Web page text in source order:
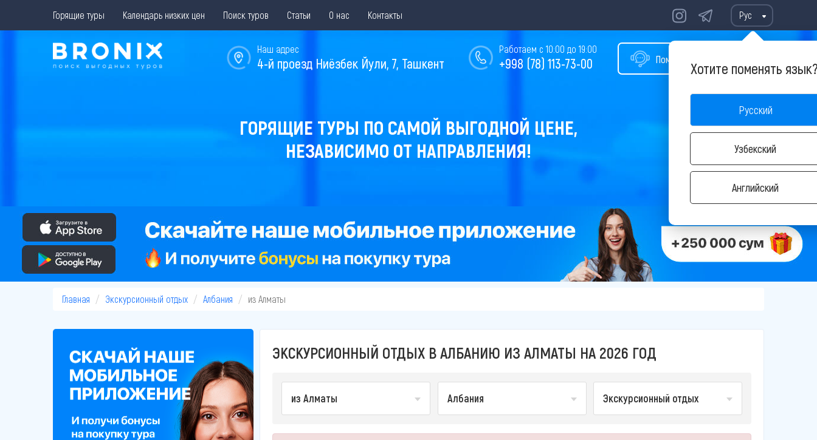
Горящие туры Календарь низких цен Поиск туров Статьи О нас Контакты Рус
Хотите поменять
Русский
Узбекский
Английский
Помощь в подборе тура
Работаем с 10:00 до 19:00
+998 (78) 113-73-00
Наш адрес
4-й проезд Ниёзбек Йули, 7, Ташкент
ГОРЯЩИЕ ТУРЫ ПО САМОЙ ВЫГОДНОЙ ЦЕНЕ,
НЕЗАВИСИМО ОТ НАПРАВЛЕНИЯ!
Главная Экскурсионный отдых Албания из Алматы
ЭКСКУРСИОННЫЙ ОТДЫХ В АЛБАНИЮ ИЗ АЛМАТЫ НА 2026 ГОД
из Алматы Албания Экскурсионный отдых